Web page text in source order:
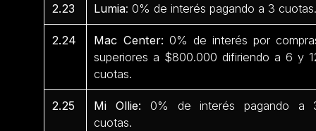
2.23 Lumia: 0% de interés pagando a 3
2.24 Mac Center: 0% de interés por
superiores a $800.000 difiriendo a 6 y
cuotas.
2.25 Mi Ollie: 0% de interés pagando a
cuotas.